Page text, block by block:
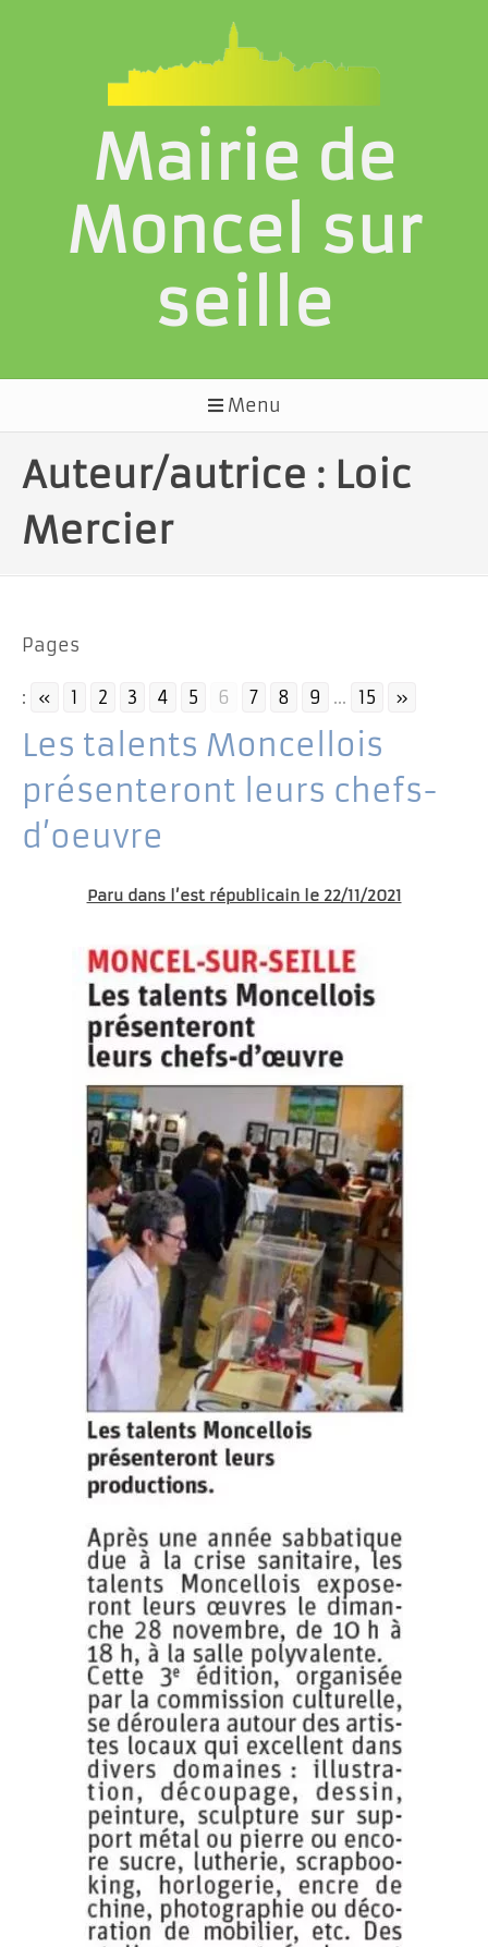
Mairie de
Moncel sur
seille
Menu
Auteur/autrice : Loic
Mercier
Pages
: « 1 2 3 4 5 6 7 8 9 ... 15 »
Les talents Moncellois
présenteront leurs chefs-
d’oeuvre
Paru dans l’est républicain le 22/11/2021